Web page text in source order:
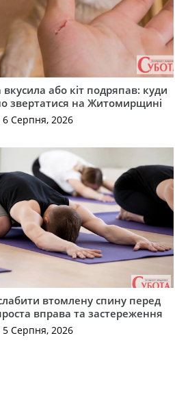
вкусила або кіт подряпав: куди
звертатися на Житомирщині
6 Серпня, 2026
втомлену спину перед
вправа та застереження
5 Серпня, 2026